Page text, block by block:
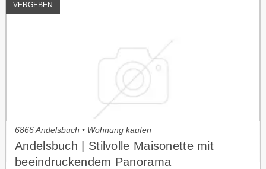
VERGEBEN
6866 Andelsbuch • Wohnung kaufen
Andelsbuch | Stilvolle Maisonette mit
beeindruckendem Panorama